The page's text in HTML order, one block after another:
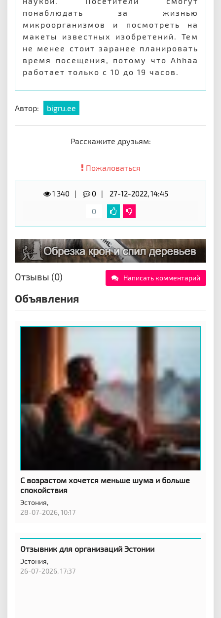
понаблюдать за жизнью
микроорганизмов и посмотреть на
макеты известных изобретений. Тем
не менее стоит заранее планировать
время посещения, потому что Ahhaa
работает только с 10 до 19 часов.
Автор: bigru.ee
Расскажите друзьям:
Пожаловаться
1 340 0
27-12-2022, 14:45
0
Отзывы (0) Написать комментарий
Объявления
С возрастом хочется меньше шума и больше
спокойствия
Эстония,
28-07-2026, 10:17
Отзывник для организаций Эстонии
Эстония,
26-07-2026, 17:37